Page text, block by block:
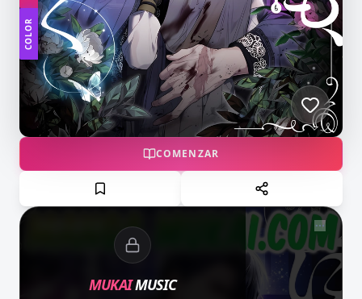
COLOR
COMENZAR
MUKAIMUSIC